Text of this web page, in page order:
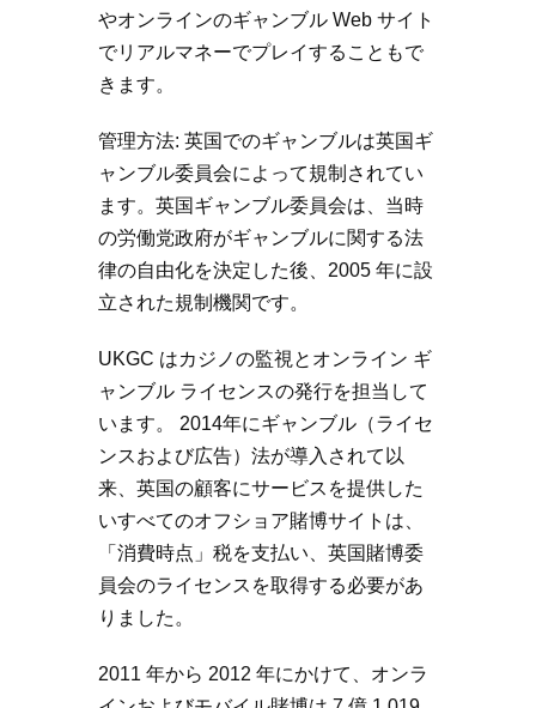
やオンラインのギャンブル Web サイト
でリアルマネーでプレイすることもで
きます。
管理方法: 英国でのギャンブルは英国ギ
ャンブル委員会によって規制されてい
ます。英国ギャンブル委員会は、当時
の労働党政府がギャンブルに関する法
律の自由化を決定した後、2005 年に設
立された規制機関です。
UKGC はカジノの監視とオンライン ギ
ャンブル ライセンスの発行を担当して
います。 2014年にギャンブル（ライセ
ンスおよび広告）法が導入されて以
来、英国の顧客にサービスを提供した
いすべてのオフショア賭博サイトは、
「消費時点」税を支払い、英国賭博委
員会のライセンスを取得する必要があ
りました。
2011 年から 2012 年にかけて、オンラ